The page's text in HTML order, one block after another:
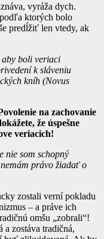
vyráža dych.
ktorých bolo
predĺžiť len vtedy, ak
aby boli veriaci
k sláveniu
kníh (Novus
na zachovanie
že úspešne
veriacich!
nie som schopný
právo žiadať o
zostali verní pokladu
– a práve ich
omšu „zobrali“!
a zostáva tradičná,